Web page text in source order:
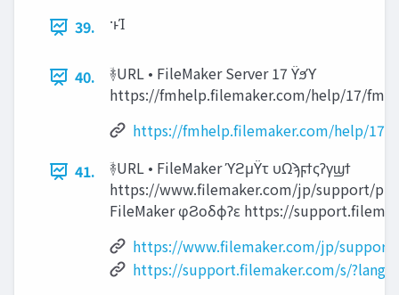
39.
·ͱΊ
40.
ؔ࿈URL • FileMaker Server 17 ϔϧϓ
https://fmhelp.filemaker.com/help/17/
https://fmhelp.filemaker.com/help/17/
41.
ؔ࿈URL • FileMaker ϓϩμΫτ υΩϡϝϯςʔγϣϯ
https://www.filemaker.com/jp/support/
FileMaker φϨοδϕʔε https://
https://www.filemaker.com/jp/
https://support.filemaker.com/s/